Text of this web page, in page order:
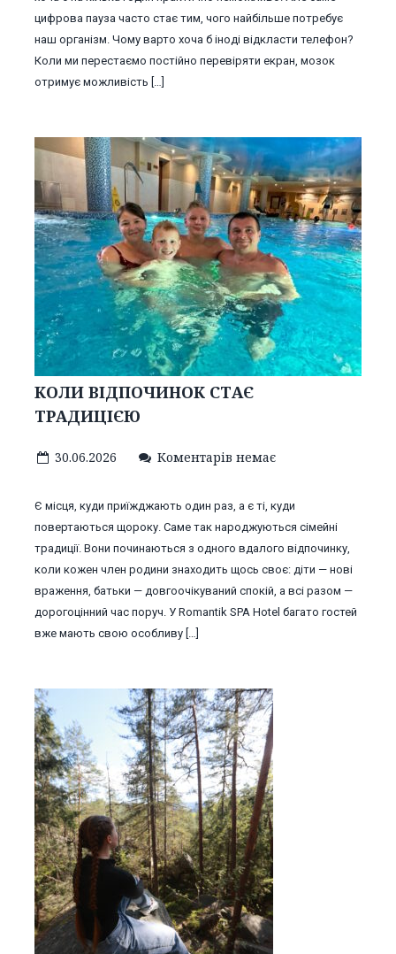
цифрова пауза часто стає тим, чого найбільше потребує
наш організм. Чому варто хоча б іноді відкласти телефон?
Коли ми перестаємо постійно перевіряти екран, мозок
отримує можливість […]
КОЛИ ВІДПОЧИНОК СТАЄ
ТРАДИЦІЄЮ
30.06.2026 Коментарів немає
Є місця, куди приїжджають один раз, а є ті, куди
повертаються щороку. Саме так народжуються сімейні
традиції. Вони починаються з одного вдалого відпочинку,
коли кожен член родини знаходить щось своє: діти — нові
враження, батьки — довгоочікуваний спокій, а всі разом —
дорогоцінний час поруч. У Romantik SPA Hotel багато гостей
вже мають свою особливу […]